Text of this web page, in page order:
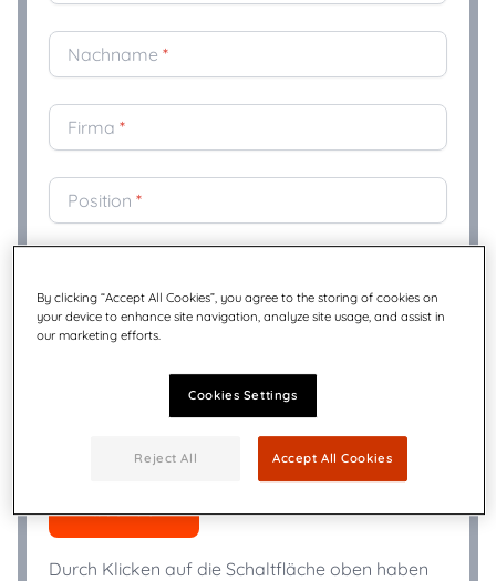
Nachname *
Firma *
Position *
Branche
Ich bin damit einverstanden, Nachrichten von
Absenden
Durch Klicken auf die Schaltfläche oben haben
By clicking “Accept All Cookies”, you agree to the storing of cookies on
your device to enhance site navigation, analyze site usage, and assist in
our marketing efforts.
Cookies Settings
Reject All Accept All Cookies